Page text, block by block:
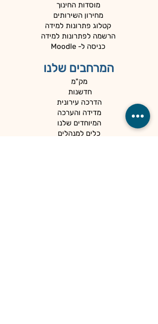
מוסדות החינוך
מחירון השירותים
קטלוג פתרונות למידה
הרשמה לפתרונות למידה
כניסה ל- Moodle
המרחבים שלנו
מק"מ
חדשנות
הדרכה עירונית
מדידה והערכה
המיוחדים שלנו
כלים למנהלים